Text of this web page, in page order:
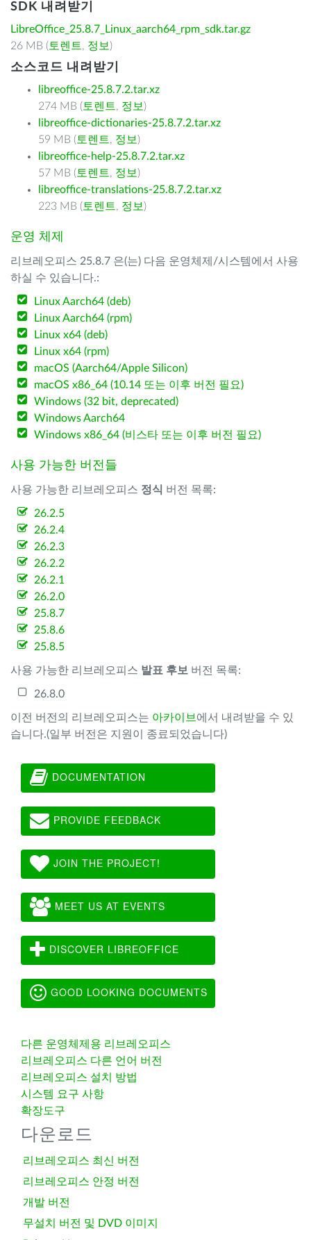
SDK 내려받기
LibreOffice_25.8.7_Linux_aarch64_rpm_sdk.tar.gz
26 MB ( 토렌트, 정보 )
소스코드 내려받기
libreoffice-25.8.7.2.tar.xz
274 MB ( 토렌트, 정보 )
libreoffice-dictionaries-25.8.7.2.tar.xz
59 MB ( 토렌트, 정보 )
libreoffice-help-25.8.7.2.tar.xz
57 MB ( 토렌트, 정보 )
libreoffice-translations-25.8.7.2.tar.xz
223 MB ( 토렌트, 정보 )
운영 체제
리브레오피스 25.8.7 은(는) 다음 운영체제/시스템에서 사용
하실 수 있습니다.:
Linux Aarch64 (deb)
Linux Aarch64 (rpm)
Linux x64 (deb)
Linux x64 (rpm)
macOS (Aarch64/Apple Silicon)
macOS x86_64 (10.14 또는 이후 버전 필요)
Windows (32 bit, deprecated)
Windows Aarch64
Windows x86_64 (비스타 또는 이후 버전 필요)
사용 가능한 버전들
사용 가능한 리브레오피스 정식 버전 목록:
26.2.5
26.2.4
26.2.3
26.2.2
26.2.1
26.2.0
25.8.7
25.8.6
25.8.5
사용 가능한 리브레오피스 발표 후보 버전 목록:
26.8.0
이전 버전의 리브레오피스는 아카이브 에서 내려받을 수 있
습니다.(일부 버전은 지원이 종료되었습니다)
DOCUMENTATION
PROVIDE FEEDBACK
JOIN THE PROJECT!
MEET US AT EVENTS
DISCOVER LIBREOFFICE
GOOD LOOKING DOCUMENTS
다른 운영체제용 리브레오피스
리브레오피스 다른 언어 버전
리브레오피스 설치 방법
시스템 요구 사항
확장도구
다운로드
리브레오피스 최신 버전
리브레오피스 안정 버전
개발 버전
무설치 버전 및 DVD 이미지